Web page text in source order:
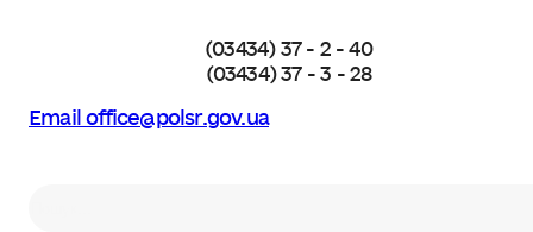
(03434) 37 - 2 - 40
(03434) 37 - 3 - 28
Email office@polsr.gov.ua